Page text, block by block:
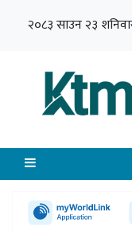
२०८३ साउन २३